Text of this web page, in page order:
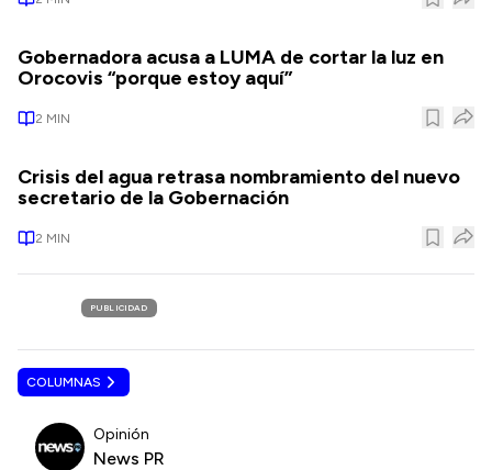
Gobernadora acusa a LUMA de cortar la luz en
Orocovis “porque estoy aquí”
2 MIN
Crisis del agua retrasa nombramiento del nuevo
secretario de la Gobernación
2 MIN
PUBLICIDAD
COLUMNAS
Opinión
News PR